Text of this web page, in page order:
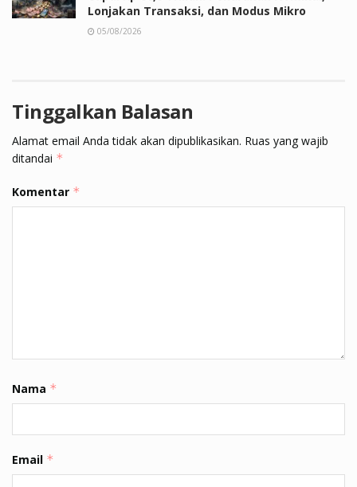
Lonjakan Transaksi, dan Modus Mikro
05/08/2026
Tinggalkan Balasan
Alamat email Anda tidak akan dipublikasikan. Ruas yang wajib
ditandai *
Komentar *
Nama *
Email *